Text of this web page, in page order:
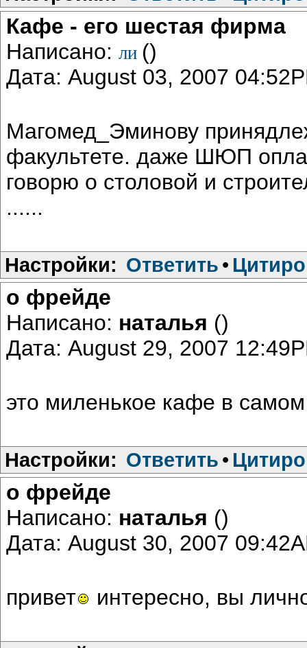
Кафе - его шестая фирма
Написано: ли ()
Дата: August 03, 2007
Магомед_Эминову
факультете. даже ШЮП
говорю о столовой и
......
Настройки: Ответить •
о фрейде
Написано: наталья ()
Дата: August 29, 2007
это миленькое кафе в
Настройки: Ответить •
о фрейде
Написано: наталья ()
Дата: August 30, 2007
привет интересно, вы